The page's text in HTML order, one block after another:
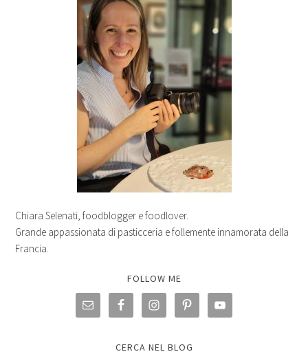
Chiara Selenati, foodblogger e foodlover.
Grande appassionata di pasticceria e follemente innamorata della
Francia.
FOLLOW ME
CERCA NEL BLOG